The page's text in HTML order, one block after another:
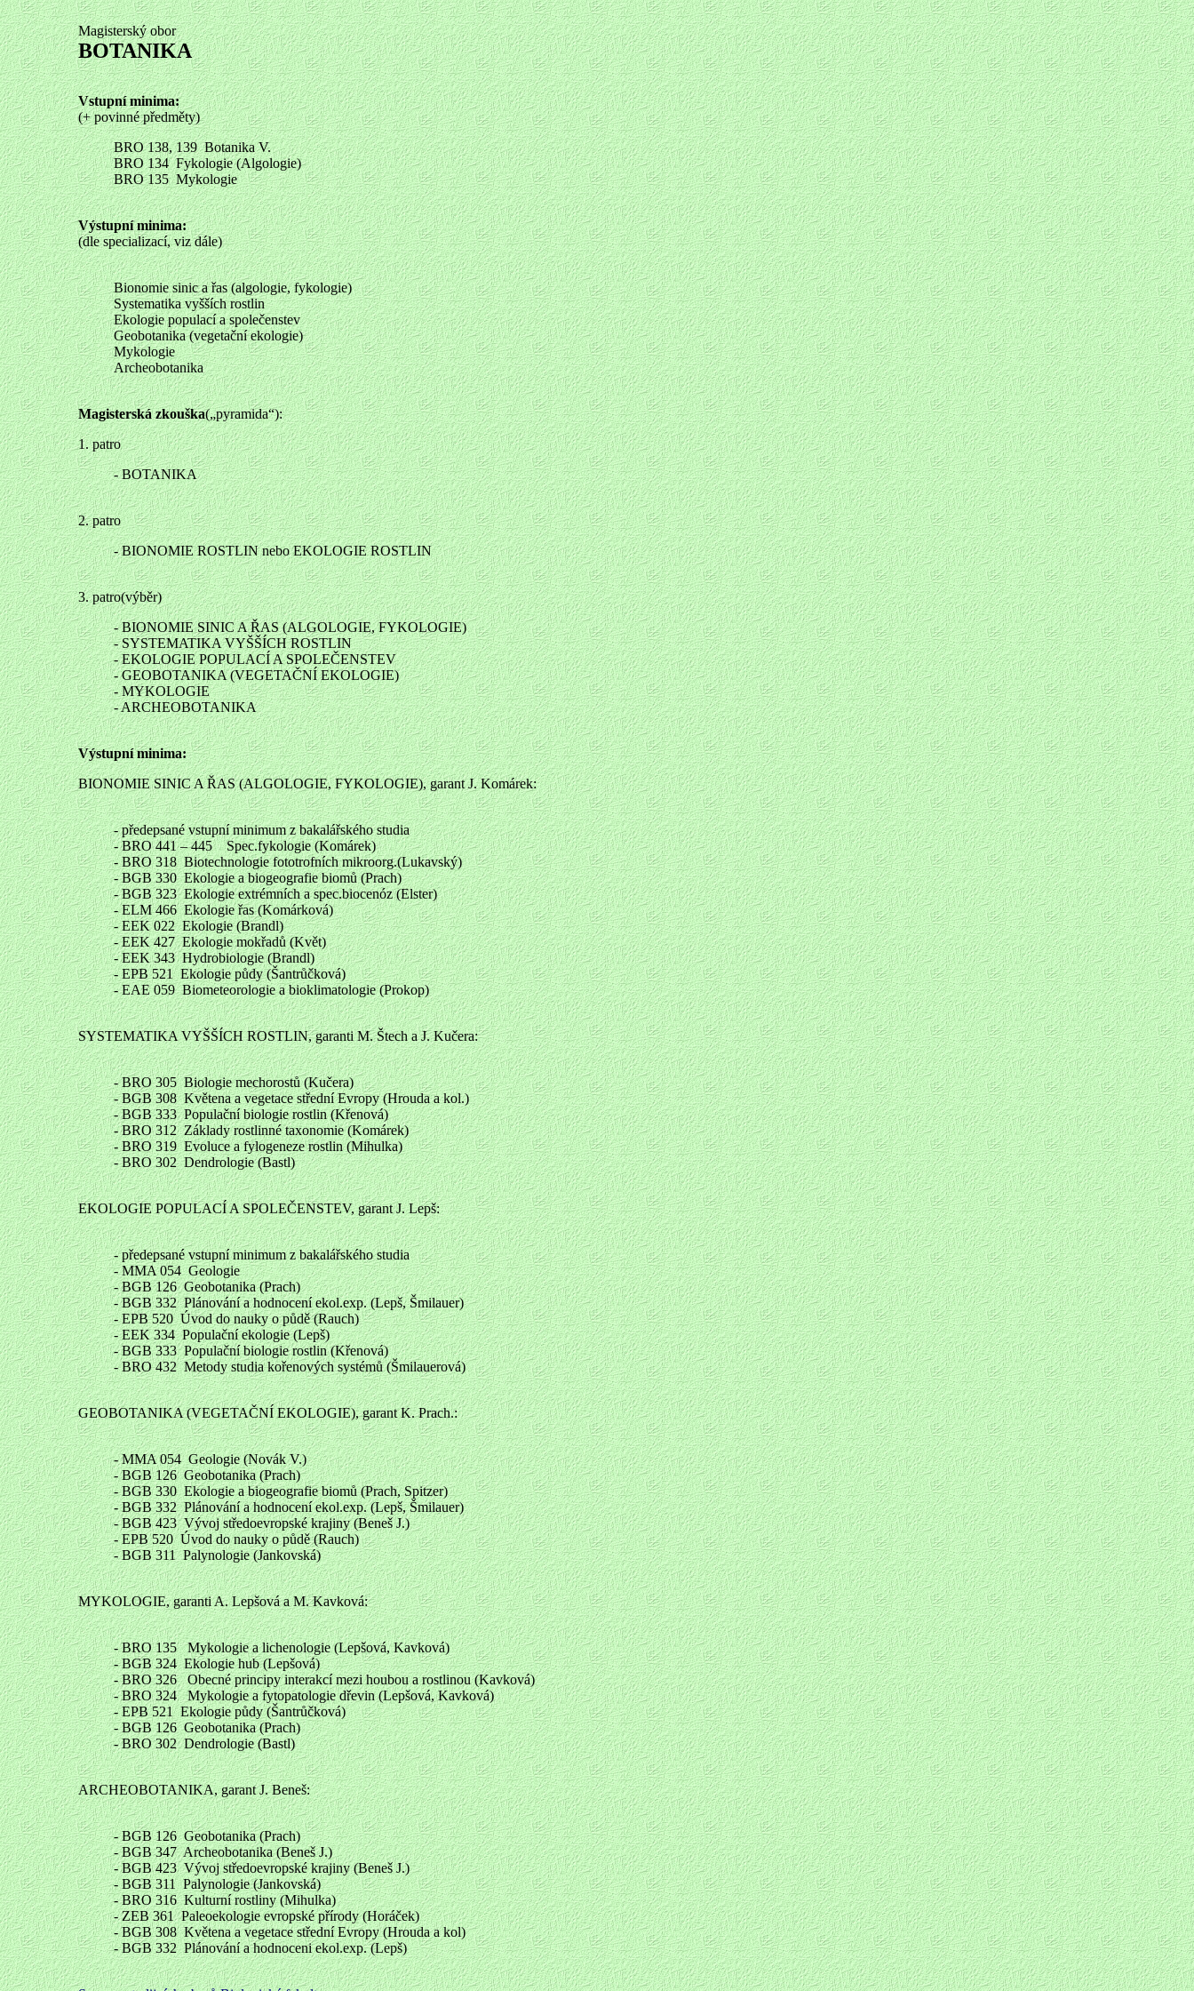
Magisterský obor
BOTANIKA
Vstupní minima:
(+ povinné předměty)
BRO 138, 139 Botanika V.
BRO 134 Fykologie (Algologie)
BRO 135 Mykologie
Výstupní minima:
(dle specializací, viz dále)
Bionomie sinic a řas (algologie, fykologie)
Systematika vyšších rostlin
Ekologie populací a společenstev
Geobotanika (vegetační ekologie)
Mykologie
Archeobotanika
Magisterská zkouška(„pyramida“):
1. patro
- BOTANIKA
2. patro
- BIONOMIE ROSTLIN nebo EKOLOGIE ROSTLIN
3. patro(výběr)
- BIONOMIE SINIC A ŘAS (ALGOLOGIE, FYKOLOGIE)
- SYSTEMATIKA VYŠŠÍCH ROSTLIN
- EKOLOGIE POPULACÍ A SPOLEČENSTEV
- GEOBOTANIKA (VEGETAČNÍ EKOLOGIE)
- MYKOLOGIE
- ARCHEOBOTANIKA
Výstupní minima:
BIONOMIE SINIC A ŘAS (ALGOLOGIE, FYKOLOGIE), garant J. Komárek:
- předepsané vstupní minimum z bakalářského studia
- BRO 441 – 445 Spec.fykologie (Komárek)
- BRO 318 Biotechnologie fototrofních mikroorg.(Lukavský)
- BGB 330 Ekologie a biogeografie biomů (Prach)
- BGB 323 Ekologie extrémních a spec.biocenóz (Elster)
- ELM 466 Ekologie řas (Komárková)
- EEK 022 Ekologie (Brandl)
- EEK 427 Ekologie mokřadů (Květ)
- EEK 343 Hydrobiologie (Brandl)
- EPB 521 Ekologie půdy (Šantrůčková)
- EAE 059 Biometeorologie a bioklimatologie (Prokop)
SYSTEMATIKA VYŠŠÍCH ROSTLIN, garanti M. Štech a J. Kučera:
- BRO 305 Biologie mechorostů (Kučera)
- BGB 308 Květena a vegetace střední Evropy (Hrouda a kol.)
- BGB 333 Populační biologie rostlin (Křenová)
- BRO 312 Základy rostlinné taxonomie (Komárek)
- BRO 319 Evoluce a fylogeneze rostlin (Mihulka)
- BRO 302 Dendrologie (Bastl)
EKOLOGIE POPULACÍ A SPOLEČENSTEV, garant J. Lepš:
- předepsané vstupní minimum z bakalářského studia
- MMA 054 Geologie
- BGB 126 Geobotanika (Prach)
- BGB 332 Plánování a hodnocení ekol.exp. (Lepš, Šmilauer)
- EPB 520 Úvod do nauky o půdě (Rauch)
- EEK 334 Populační ekologie (Lepš)
- BGB 333 Populační biologie rostlin (Křenová)
- BRO 432 Metody studia kořenových systémů (Šmilauerová)
GEOBOTANIKA (VEGETAČNÍ EKOLOGIE), garant K. Prach.:
- MMA 054 Geologie (Novák V.)
- BGB 126 Geobotanika (Prach)
- BGB 330 Ekologie a biogeografie biomů (Prach, Spitzer)
- BGB 332 Plánování a hodnocení ekol.exp. (Lepš, Šmilauer)
- BGB 423 Vývoj středoevropské krajiny (Beneš J.)
- EPB 520 Úvod do nauky o půdě (Rauch)
- BGB 311 Palynologie (Jankovská)
MYKOLOGIE, garanti A. Lepšová a M. Kavková:
- BRO 135 Mykologie a lichenologie (Lepšová, Kavková)
- BGB 324 Ekologie hub (Lepšová)
- BRO 326 Obecné principy interakcí mezi houbou a rostlinou (Kavková)
- BRO 324 Mykologie a fytopatologie dřevin (Lepšová, Kavková)
- EPB 521 Ekologie půdy (Šantrůčková)
- BGB 126 Geobotanika (Prach)
- BRO 302 Dendrologie (Bastl)
ARCHEOBOTANIKA, garant J. Beneš:
- BGB 126 Geobotanika (Prach)
- BGB 347 Archeobotanika (Beneš J.)
- BGB 423 Vývoj středoevropské krajiny (Beneš J.)
- BGB 311 Palynologie (Jankovská)
- BRO 316 Kulturní rostliny (Mihulka)
- ZEB 361 Paleoekologie evropské přírody (Horáček)
- BGB 308 Květena a vegetace střední Evropy (Hrouda a kol)
- BGB 332 Plánování a hodnoceni ekol.exp. (Lepš)